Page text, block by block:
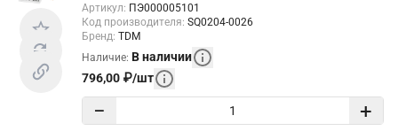
Артикул: ПЭ000005101
Код производителя: SQ0204-0026
Бренд: TDM
Наличие: В наличии
796,00 ₽/шт
− +